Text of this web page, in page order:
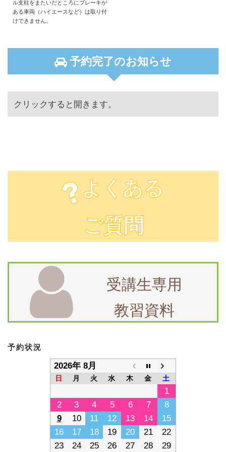
ル支柱をまたいだところにブレーキが
ある車両（ハイエースなど）は取り付
けできません。
予約完了のお知らせ
クリックすると開きます。
８月 ６日 木曜日 予約完了状況 08/06
８月 ５日 水曜日 予約完了状況
８月 ４日 火曜日 予約完了状況
８月 ２日 日曜日 予約完了状況
８月 １日 土曜日 予約完了状況 08/01
７月３１日 金曜日 予約完了状況 07/31
よくある
ご質問
受講生専用
教習資料
予約状況
2026年 8月
日 月 火 水 木 金 土
1
2
3 4 5 6 7
8
9
10 11 12 13 14
15
16
17 18 19 20 21
22
23
24 25 26 27 28
29